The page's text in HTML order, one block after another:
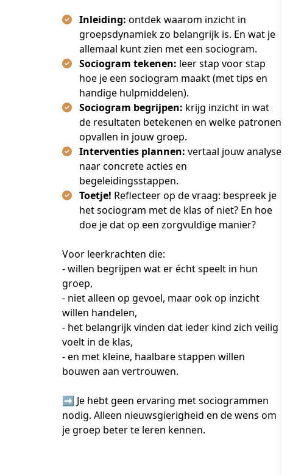
Inleiding: ontdek waarom inzicht in
groepsdynamiek zo belangrijk is. En wat je
allemaal kunt zien met een sociogram.
Sociogram tekenen: leer stap voor stap
hoe je een sociogram maakt (met tips en
handige hulpmiddelen).
Sociogram begrijpen: krijg inzicht in wat
de resultaten betekenen en welke patronen
opvallen in jouw groep.
Interventies plannen: vertaal jouw analyse
naar concrete acties en
begeleidingsstappen.
Toetje! Reflecteer op de vraag: bespreek je
het sociogram met de klas of niet? En hoe
doe je dat op een zorgvuldige manier?
Voor leerkrachten die:
- willen begrijpen wat er écht speelt in hun
groep,
- niet alleen op gevoel, maar ook op inzicht
willen handelen,
- het belangrijk vinden dat ieder kind zich veilig
voelt in de klas,
- en met kleine, haalbare stappen willen
bouwen aan vertrouwen.
➡️ Je hebt geen ervaring met sociogrammen
nodig. Alleen nieuwsgierigheid en de wens om
je groep beter te leren kennen.